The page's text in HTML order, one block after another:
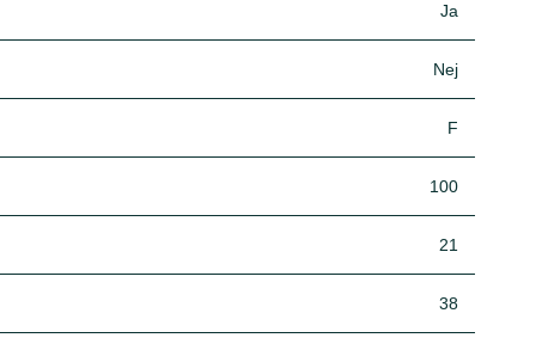
Ja
Nej
F
100
21
38